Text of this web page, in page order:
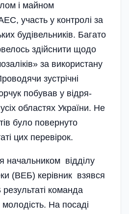
і майном
участь у контролі за
будівельників. Багато
здійснити щодо
за використану
зустрічні
побував у відря­
областях України. Не
було повернуто
цих перевірок.
начальником відділу
(ВЕБ) керівник взявся
результаті команда
На посаді